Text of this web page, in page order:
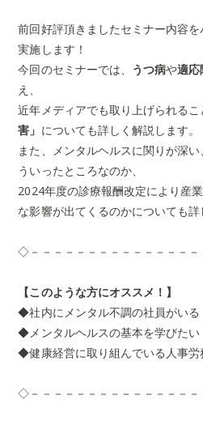
前回好評頂きましたセミナー内容
実施します！
今回のセミナーでは、
うつ病や適応
え、
近年メディアでも取り上げられる
害」 についても詳しく解説します。
また、
メンタルヘルスに関りが深
ういったところなのか、
2024年度の診療報酬改定により産
な影響が出てくるのかについても詳
◇－－－－－－－－－－－－－－
【このような方にオススメ！】
◆社内にメンタル不調の社員がいる
◆メンタルヘルスの基本を学びたい
◆健康経営に取り組んでいる人事労
◇－－－－－－－－－－－－－－